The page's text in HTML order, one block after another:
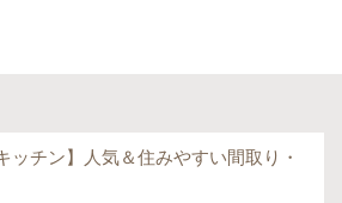
ッチン】人気＆住みやすい間取り・